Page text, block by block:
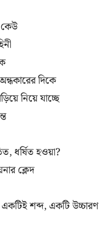
কেউ
দিকে
নিয়ে যাচ্ছে
ধর্ষিত হওয়া?
ক্লেদ
শব্দ, একটি উচ্চারণ